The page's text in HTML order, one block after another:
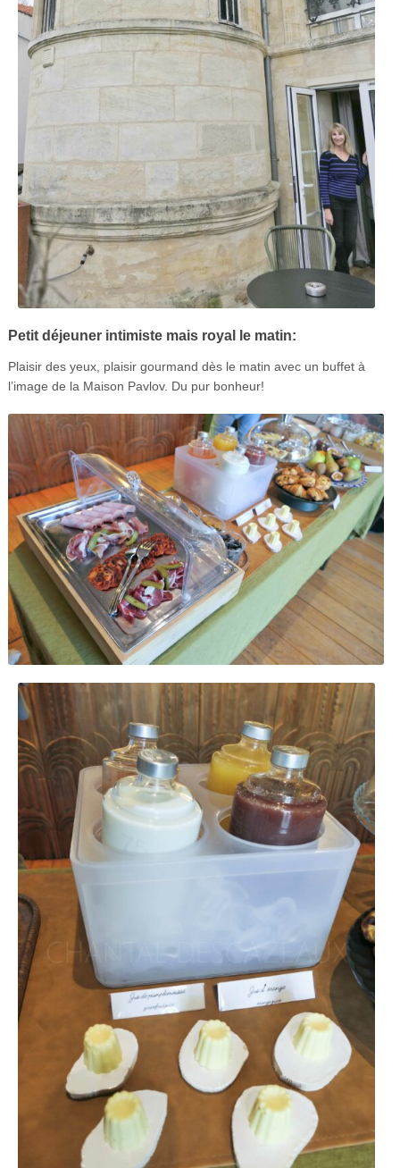
Petit déjeuner intimiste mais royal le matin:
Plaisir des yeux, plaisir gourmand dès le matin avec un buffet à
l’image de la Maison Pavlov. Du pur bonheur!